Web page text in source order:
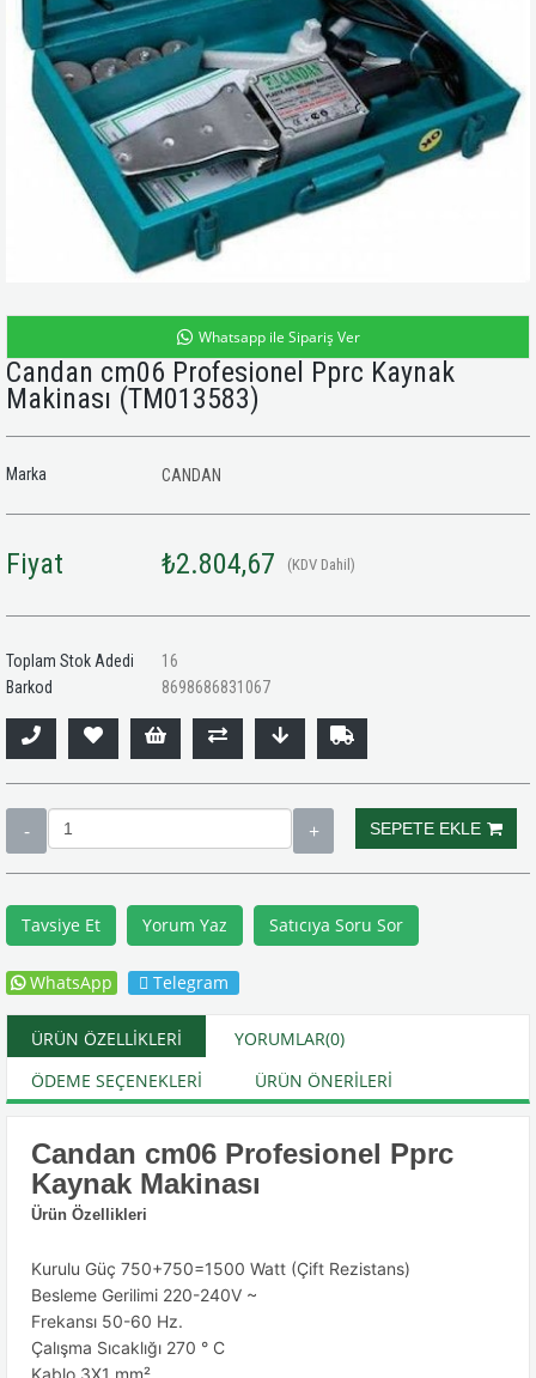
Whatsapp ile Sipariş Ver
Candan cm06 Profesionel Pprc Kaynak
Makinası (TM013583)
Marka CANDAN
Fiyat ₺2.804,67 (KDV Dahil)
Toplam Stok Adedi
16
Barkod
8698686831067
Tavsiye Et Yorum Yaz Satıcıya Soru Sor
WhatsApp Telegram
ÜRÜN ÖZELLIKLERI YORUMLAR(0)
ÖDEME SEÇENEKLERI
ÜRÜN ÖNERILERI
Candan cm06 Profesionel Pprc
Kaynak Makinası
Ürün Özellikleri
Kurulu Güç 750+750=1500 Watt (Çift Rezistans)
Besleme Gerilimi 220-240V ~
Frekansı 50-60 Hz.
Çalışma Sıcaklığı 270 ° C
Kablo 3X1 mm²